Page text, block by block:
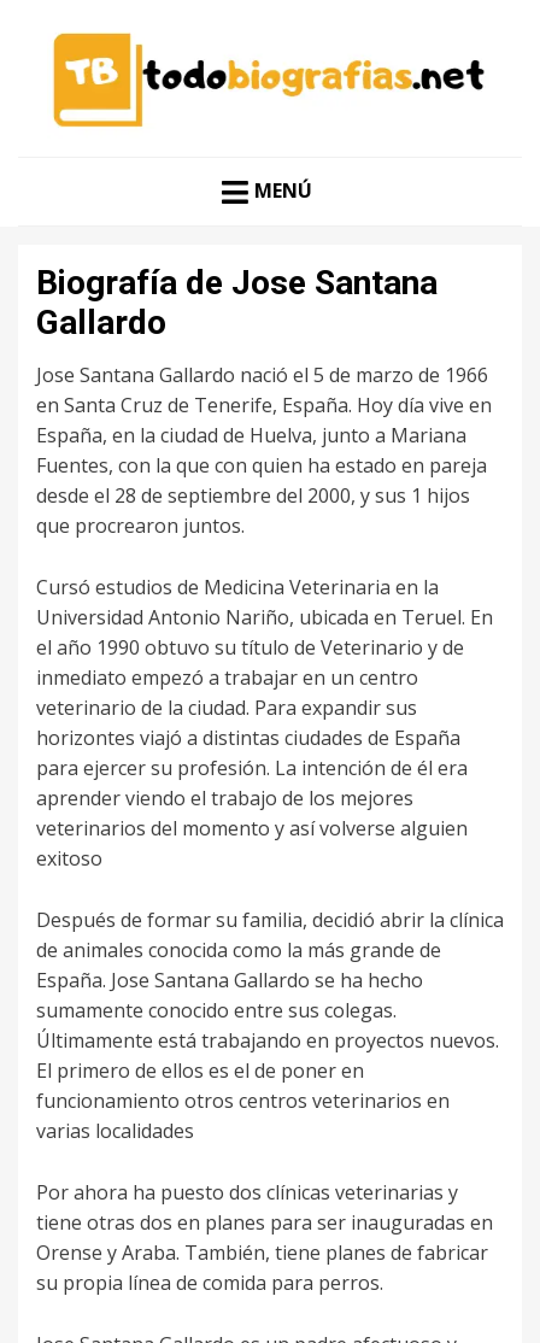
TODO BIOGRAFÍAS
MENÚ
Biografía de Jose Santana
Gallardo
Jose Santana Gallardo nació el 5 de marzo de 1966
en Santa Cruz de Tenerife, España. Hoy día vive en
España, en la ciudad de Huelva, junto a Mariana
Fuentes, con la que con quien ha estado en pareja
desde el 28 de septiembre del 2000, y sus 1 hijos
que procrearon juntos.
Cursó estudios de Medicina Veterinaria en la
Universidad Antonio Nariño, ubicada en Teruel. En
el año 1990 obtuvo su título de Veterinario y de
inmediato empezó a trabajar en un centro
veterinario de la ciudad. Para expandir sus
horizontes viajó a distintas ciudades de España
para ejercer su profesión. La intención de él era
aprender viendo el trabajo de los mejores
veterinarios del momento y así volverse alguien
exitoso
Después de formar su familia, decidió abrir la clínica
de animales conocida como la más grande de
España. Jose Santana Gallardo se ha hecho
sumamente conocido entre sus colegas.
Últimamente está trabajando en proyectos nuevos.
El primero de ellos es el de poner en
funcionamiento otros centros veterinarios en
varias localidades
Por ahora ha puesto dos clínicas veterinarias y
tiene otras dos en planes para ser inauguradas en
Orense y Araba. También, tiene planes de fabricar
su propia línea de comida para perros.